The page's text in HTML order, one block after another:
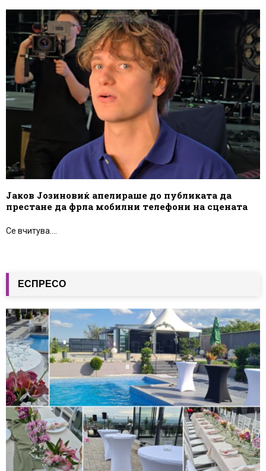
Јаков Јозиновиќ апелираше до публиката да
престане да фрла мобилни телефони на сцената
Се вчитува....
ЕСПРЕСО